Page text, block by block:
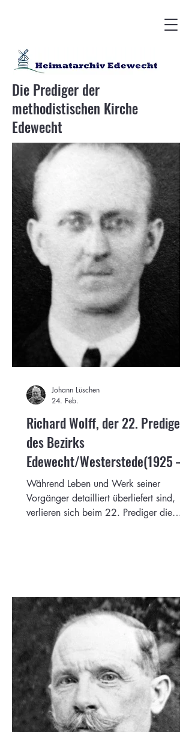
Die Prediger der
methodistischen Kirche
Edewecht
Richard Wolff, der 22. Prediger
des Bezirks
Edewecht/Westerstede(1925 –
1927)
Während Leben und Werk seiner
Vorgänger detailliert überliefert sind,
verlieren sich beim 22. Prediger die
Johann Lüschen
24. Feb.